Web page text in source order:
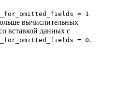
= 1
вычислительных
вставкой данных с
= 0.